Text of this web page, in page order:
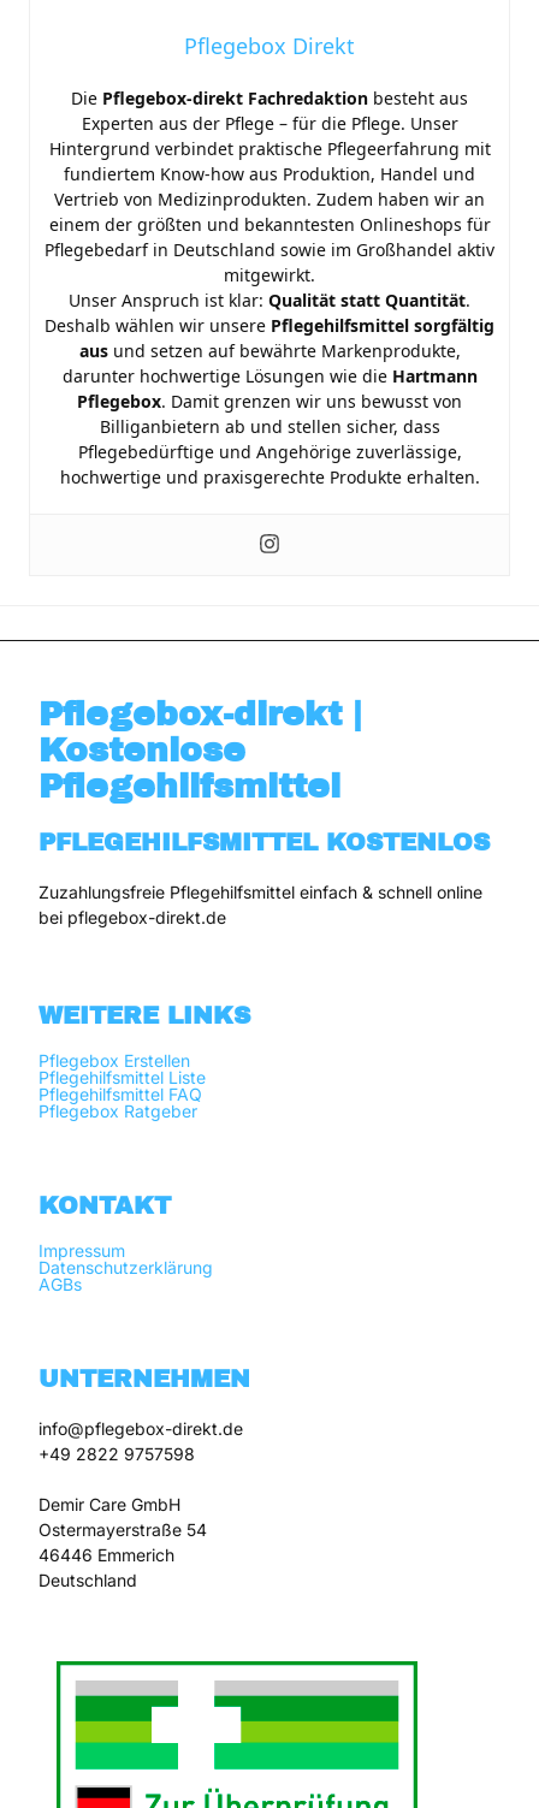
Pflegebox Direkt
Die Pflegebox-direkt Fachredaktion besteht aus
Experten aus der Pflege – für die Pflege. Unser
Hintergrund verbindet praktische Pflegeerfahrung mit
fundiertem Know-how aus Produktion, Handel und
Vertrieb von Medizinprodukten. Zudem haben wir an
einem der größten und bekanntesten Onlineshops für
Pflegebedarf in Deutschland sowie im Großhandel aktiv
mitgewirkt.
Unser Anspruch ist klar: Qualität statt Quantität.
Deshalb wählen wir unsere Pflegehilfsmittel sorgfältig
ausund setzen auf bewährte Markenprodukte,
darunter hochwertige Lösungen wie die Hartmann
Pflegebox. Damit grenzen wir uns bewusst von
Billiganbietern ab und stellen sicher, dass
Pflegebedürftige und Angehörige zuverlässige,
hochwertige und praxisgerechte Produkte erhalten.
Pflegebox-direkt |
Kostenlose
Pflegehilfsmittel
PFLEGEHILFSMITTEL KOSTENLOS
Zuzahlungsfreie Pflegehilfsmittel einfach & schnell online
bei pflegebox-direkt.de
WEITERE LINKS
Pflegebox Erstellen
Pflegehilfsmittel Liste
Pflegehilfsmittel FAQ
Pflegebox Ratgeber
KONTAKT
Impressum
Datenschutzerklärung
AGBs
UNTERNEHMEN
info@pflegebox-direkt.de
+49 2822 9757598
Demir Care GmbH
Ostermayerstraße 54
46446 Emmerich